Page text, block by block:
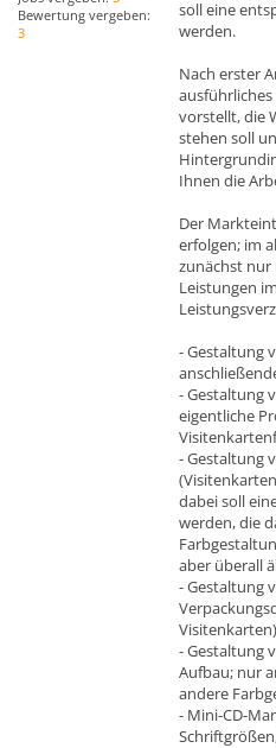
Bewertung vergeben:
3
soll eine
werden.
Nach erster
vorstellt, die
stehen soll
Ihnen die
Der
erfolgen; im
zunächst nur
Leistungen
- Gestaltung
- Gestaltung
eigentliche
- Gestaltung
dabei soll
werden, die
aber überall
- Gestaltung
- Gestaltung
Aufbau; nur
andere
- Mini-CD-